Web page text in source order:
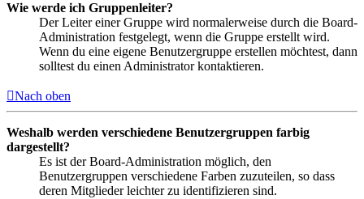
Wie werde ich Gruppenleiter?
Der Leiter einer Gruppe wird normalerweise durch die Board-
Administration festgelegt, wenn die Gruppe erstellt wird.
Wenn du eine eigene Benutzergruppe erstellen möchtest, dann
solltest du einen Administrator kontaktieren.
Nach oben
Weshalb werden verschiedene Benutzergruppen farbig
dargestellt?
Es ist der Board-Administration möglich, den
Benutzergruppen verschiedene Farben zuzuteilen, so dass
deren Mitglieder leichter zu identifizieren sind.